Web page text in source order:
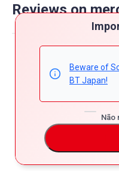
Beware of
BT Japan!
Não
Reviews on
4.8